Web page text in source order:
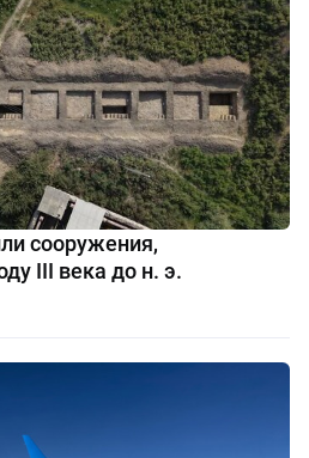
сооружения,
III века до н. э.